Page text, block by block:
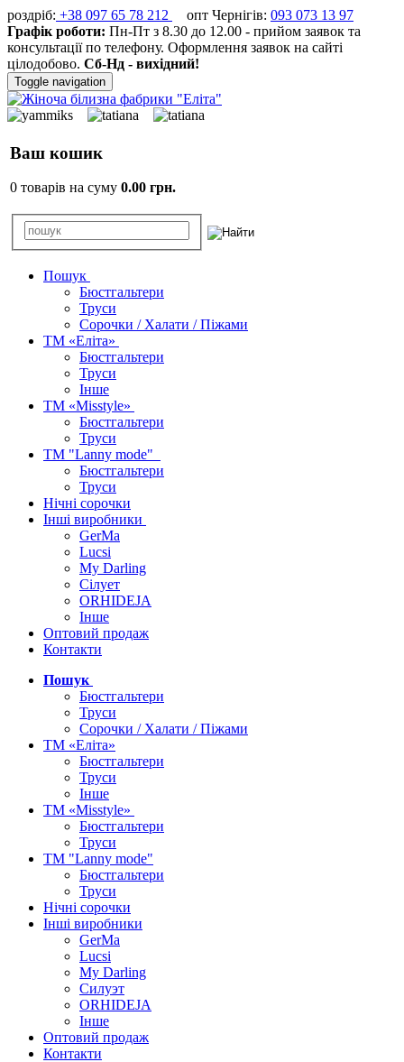
роздріб: +38 097 65 78 212 опт Чернігів: 093 073 13 97
Графік роботи: Пн-Пт з 8.30 до 12.00 - прийом заявок та
консультації по телефону. Оформлення заявок на сайті
цілодобово. Сб-Нд - вихідний!
Toggle navigation
Ваш кошик
0 товарів на суму 0.00 грн.
Пошук
Бюстгальтери
Труси
Сорочки / Халати / Піжами
ТМ «Еліта»
Бюстгальтери
Труси
Інше
ТМ «Misstyle»
Бюстгальтери
Труси
ТМ "Lanny mode"
Бюстгальтери
Труси
Нічні сорочки
Інші виробники
GerMa
Lucsi
My Darling
Сілует
ORHIDEJA
Інше
Оптовий продаж
Контакти
Пошук
Бюстгальтери
Труси
Сорочки / Халати / Піжами
ТМ «Еліта»
Бюстгальтери
Труси
Інше
ТМ «Misstyle»
Бюстгальтери
Труси
ТМ "Lanny mode"
Бюстгальтери
Труси
Нічні сорочки
Інші виробники
GerMa
Lucsi
My Darling
Силуэт
ORHIDEJA
Інше
Оптовий продаж
Контакти